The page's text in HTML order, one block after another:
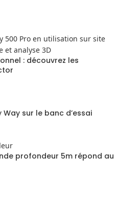
: découvrez les
sur le banc d’essai
profondeur 5m répond au